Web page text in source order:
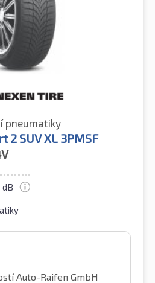
pneumatiky
2 SUV XL 3PMSF
dB
Auto-Raifen GmbH